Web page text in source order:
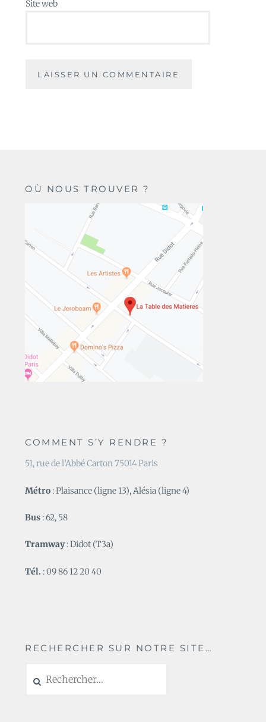
Site web
OÙ NOUS TROUVER ?
COMMENT S’Y RENDRE ?
51, rue de l’Abbé Carton 75014 Paris
Métro : Plaisance (ligne 13), Alésia (ligne 4)
Bus : 62, 58
Tramway: Didot (T3a)
Tél. : 09 86 12 20 40
RECHERCHER SUR NOTRE SITE…